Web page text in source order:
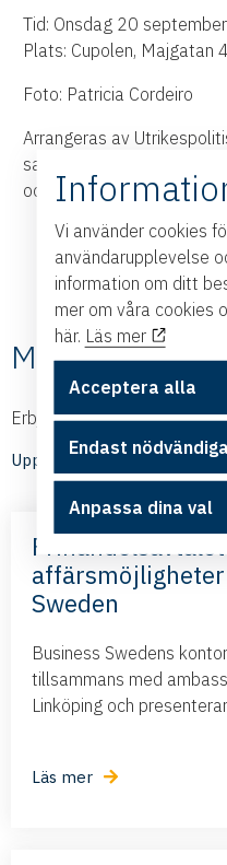
Tid: Onsdag 20
Plats: Cupolen, Majgatan
Foto: Patricia Cordeiro
Arrangeras av
samarbete med
och Linköpings universitet
Erbjudanden och nyheter
Upptäck medlemmarnas
Sweden
Business Swedens
tillsammans med
Linköping och
Läs mer
Vi använder cookies
användarupplevelse
information om ditt
mer om våra cookies
här. Läs mer
Acceptera alla
Endast nödvändiga
Anpassa dina val